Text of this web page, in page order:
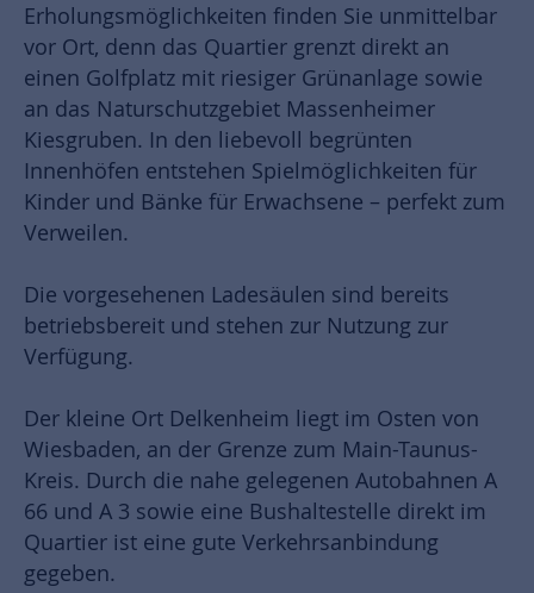
Erholungsmöglichkeiten finden Sie unmittelbar
vor Ort, denn das Quartier grenzt direkt an
einen Golfplatz mit riesiger Grünanlage sowie
an das Naturschutzgebiet Massenheimer
Kiesgruben. In den liebevoll begrünten
Innenhöfen entstehen Spielmöglichkeiten für
Kinder und Bänke für Erwachsene – perfekt zum
Verweilen.
Die vorgesehenen Ladesäulen sind bereits
betriebsbereit und stehen zur Nutzung zur
Verfügung.
Der kleine Ort Delkenheim liegt im Osten von
Wiesbaden, an der Grenze zum Main-Taunus-
Kreis. Durch die nahe gelegenen Autobahnen A
66 und A 3 sowie eine Bushaltestelle direkt im
Quartier ist eine gute Verkehrsanbindung
gegeben.